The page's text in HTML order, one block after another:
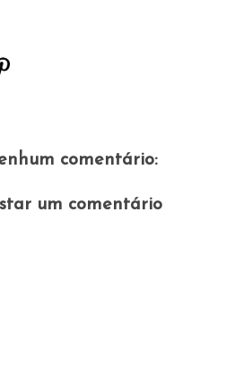
comentário:
um comentário